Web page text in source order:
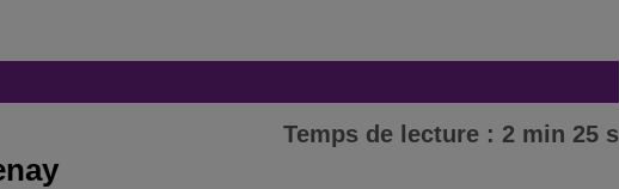
Temps de lecture : 2 min 25 s